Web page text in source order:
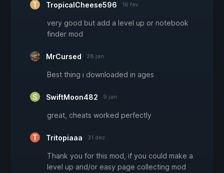
TropicalCheese596 16 fev
very good but add a level up or notebook
finder mod
MrCursed 28 jan
Best thing i downloaded in ages
SwiftMoon482 9 jan
great, cheats worked perfectly
Tritopiaaa 31 dez
Thank you for this mod, if you could make a
level up and/or easy page collecting mod